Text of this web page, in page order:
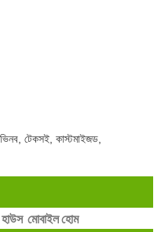
টেকসই, কাস্টমাইজড,
হাউস মোবাইল হোম